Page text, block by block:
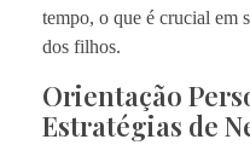
tempo, o que é crucial em
dos filhos.
Orientação
Estratégias de